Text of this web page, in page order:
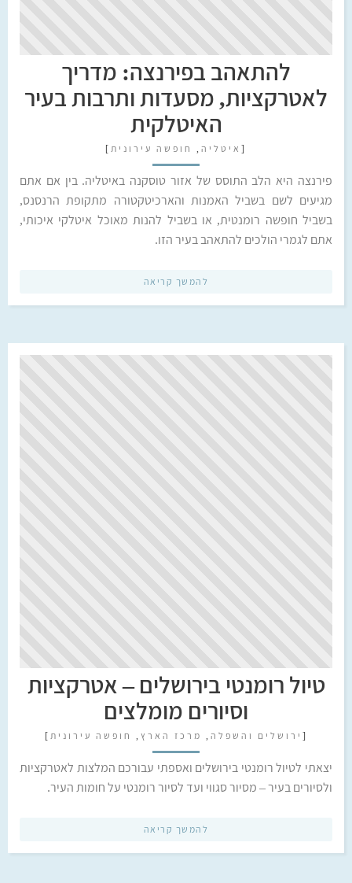
להתאהב בפירנצה: מדריך
לאטרקציות, מסעדות ותרבות בעיר
האיטלקית
[ איטליה , חופשה עירונית ]
פירנצה היא הלב התוסס של אזור טוסקנה באיטליה. בין אם אתם
מגיעים לשם בשביל האמנות והארכיטקטורה מתקופת הרנסנס,
בשביל חופשה רומנטית, או בשביל להנות מאוכל איטלקי איכותי,
אתם לגמרי הולכים להתאהב בעיר הזו.
להמשך קריאה
טיול רומנטי בירושלים – אטרקציות
וסיורים מומלצים
[ ירושלים והשפלה , מרכז הארץ , חופשה עירונית ]
יצאתי לטיול רומנטי בירושלים ואספתי עבורכם המלצות לאטרקציות
ולסיורים בעיר – מסיור סגווי ועד לסיור רומנטי על חומות העיר.
להמשך קריאה